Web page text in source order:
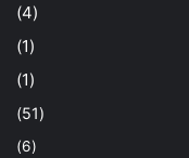
(4)
(1)
(1)
(51)
(6)